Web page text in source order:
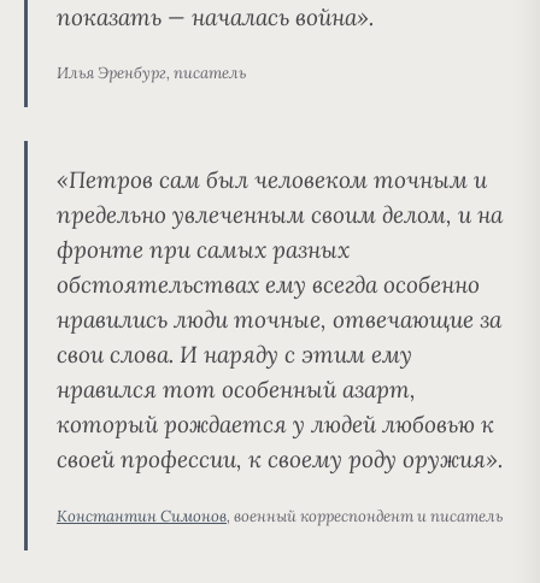
показать — началась война».
Илья Эренбург, писатель
«Петров сам был человеком точным и
предельно увлеченным своим делом, и на
фронте при самых разных
обстоятельствах ему всегда особенно
нравились люди точные, отвечающие за
свои слова. И наряду с этим ему
нравился тот особенный азарт,
который рождается у людей любовью к
своей профессии, к своему роду оружия».
Константин Симонов, военный корреспондент и писатель